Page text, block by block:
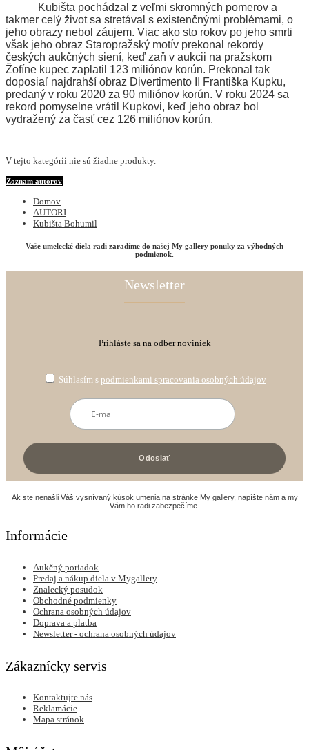
Kubišta pochádzal z veľmi skromných pomerov a
takmer celý život sa stretával s existenčnými problémami, o
jeho obrazy nebol záujem. Viac ako sto rokov po jeho smrti
však jeho obraz Staropražský motív prekonal rekordy
českých aukčných siení, keď zaň v aukcii na pražskom
Žofíne kupec zaplatil 123 miliónov korún. Prekonal tak
doposiaľ najdrahší obraz Divertimento II Františka Kupku,
predaný v roku 2020 za 90 miliónov korún. V roku 2024 sa
rekord pomyselne vrátil Kupkovi, keď jeho obraz bol
vydražený za časť cez 126 miliónov korún.
V tejto kategórii nie sú žiadne produkty.
Zoznam autorov
Domov
AUTORI
Kubišta Bohumil
Vaše umelecké diela radi zaradíme do našej My gallery ponuky za výhodných
podmienok.
Newsletter
Prihláste sa na odber noviniek
Súhlasím s podmienkami spracovania osobných údajov
Ak ste nenašli Váš vysnívaný kúsok umenia na stránke My gallery, napíšte nám a my
Vám ho radi zabezpečíme.
Informácie
Aukčný poriadok
Predaj a nákup diela v Mygallery
Znalecký posudok
Obchodné podmienky
Ochrana osobných údajov
Doprava a platba
Newsletter - ochrana osobných údajov
Zákaznícky servis
Kontaktujte nás
Reklamácie
Mapa stránok